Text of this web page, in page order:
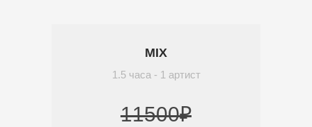
MIX
1.5 часа - 1 артист
11500₽